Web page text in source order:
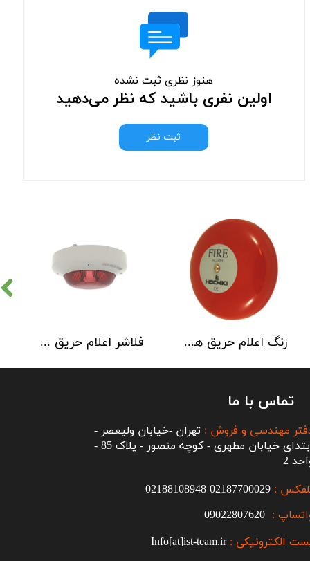
هنوز نظری ثبت نشده
اولین نفری باشید که نظر می‌دهید
ثبت نظر
فلاشر اعلام حریق هوچیکی مدل CLB-E زنگ اعلام حریق هوچیکی Hochiki مدل MBF-6EV
تماس با ما
:
02187700029
02188108948
الکترونیکی :Info[at]ist-team.ir
:
مهندسی و فروش : تهران -خیابان ولیعصر -
ابتدای خیابان مطهری - کوچه منصور - پلاک 85 -
2